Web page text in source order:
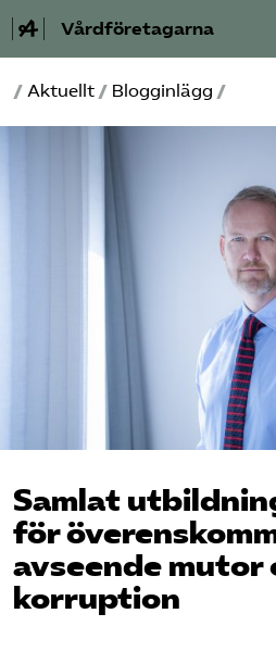
Vårdföretagarna
Välfärdskriminalitet
Kontakt
Pressrum
Mina sidor
/ Aktuellt / Blogginlägg /
Samlat
för
avseende mutor
korruption